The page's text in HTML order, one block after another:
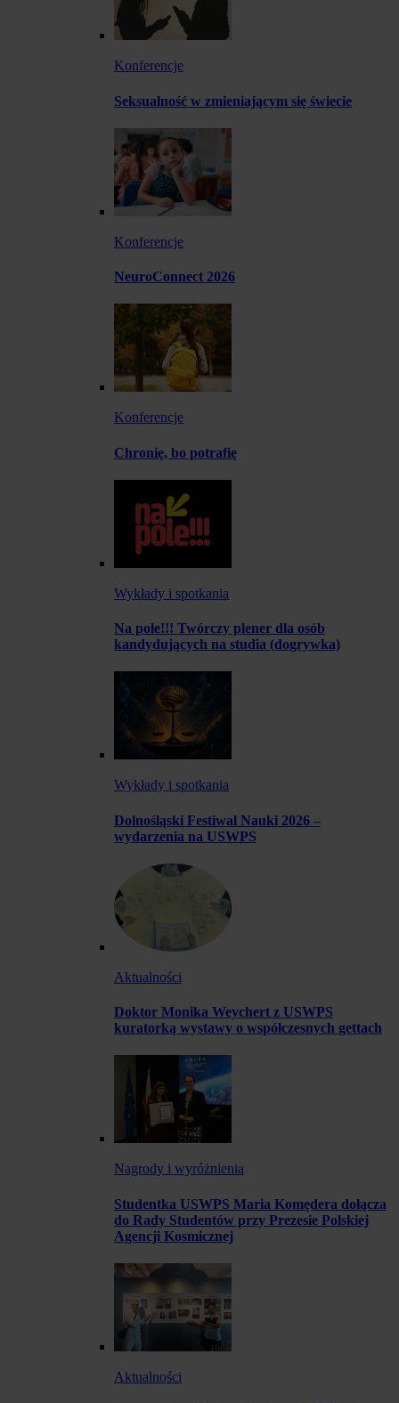
Konferencje
Seksualność w zmieniającym się świecie
Konferencje
NeuroConnect 2026
Konferencje
Chronię, bo potrafię
Wykłady i spotkania
Na pole!!! Twórczy plener dla osób
kandydujących na studia (dogrywka)
Wykłady i spotkania
Dolnośląski Festiwal Nauki 2026 –
wydarzenia na USWPS
Aktualności
Doktor Monika Weychert z USWPS
kuratorką wystawy o współczesnych gettach
Nagrody i wyróżnienia
Studentka USWPS Maria Komędera dołącza
do Rady Studentów przy Prezesie Polskiej
Agencji Kosmicznej
Aktualności